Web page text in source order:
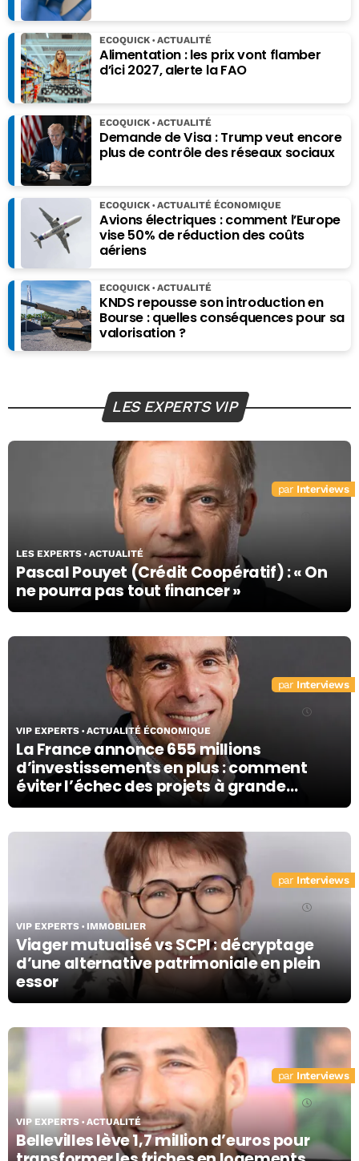
Alimentation : les prix vont flamber
d’ici 2027, alerte la FAO
ECOQUICK ACTUALITÉ
Demande de Visa : Trump veut encore
plus de contrôle des réseaux sociaux
ECOQUICK ACTUALITÉ
Avions électriques : comment l’Europe
vise 50% de réduction des coûts
aériens
ECOQUICK ACTUALITÉ ÉCONOMIQUE
KNDS repousse son introduction en
Bourse : quelles conséquences pour sa
valorisation ?
ECOQUICK ACTUALITÉ
LES EXPERTS VIP
Pascal Pouyet (Crédit Coopératif) : « On
ne pourra pas tout financer »
LES EXPERTS ACTUALITÉ
Interviews
La France annonce 655 millions
d’investissements en plus : comment
éviter l’échec des projets à grande
échelle ?
VIP EXPERTS ACTUALITÉ ÉCONOMIQUE
Interviews
Viager mutualisé vs SCPI : décryptage
d’une alternative patrimoniale en plein
essor
VIP EXPERTS IMMOBILIER
Interviews
Bellevilles lève 1,7 million d’euros pour
VIP EXPERTS ACTUALITÉ
Interviews
21/07/26